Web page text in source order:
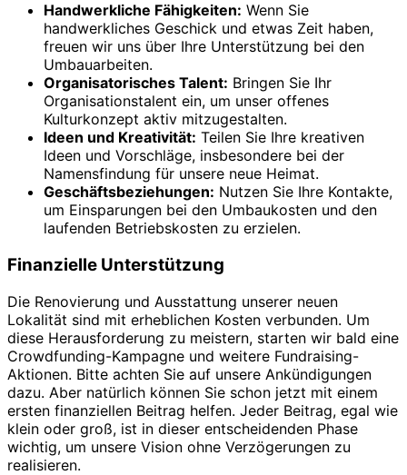
Handwerkliche Fähigkeiten: Wenn Sie
handwerkliches Geschick und etwas Zeit haben,
freuen wir uns über Ihre Unterstützung bei den
Umbauarbeiten.
Organisatorisches Talent: Bringen Sie Ihr
Organisationstalent ein, um unser offenes
Kulturkonzept aktiv mitzugestalten.
Ideen und Kreativität: Teilen Sie Ihre kreativen
Ideen und Vorschläge, insbesondere bei der
Namensfindung für unsere neue Heimat.
Geschäftsbeziehungen: Nutzen Sie Ihre Kontakte,
um Einsparungen bei den Umbaukosten und den
laufenden Betriebskosten zu erzielen.
Finanzielle Unterstützung
Die Renovierung und Ausstattung unserer neuen
Lokalität sind mit erheblichen Kosten verbunden. Um
diese Herausforderung zu meistern, starten wir bald eine
Crowdfunding-Kampagne und weitere Fundraising-
Aktionen. Bitte achten Sie auf unsere Ankündigungen
dazu. Aber natürlich können Sie schon jetzt mit einem
ersten finanziellen Beitrag helfen. Jeder Beitrag, egal wie
klein oder groß, ist in dieser entscheidenden Phase
wichtig, um unsere Vision ohne Verzögerungen zu
realisieren.